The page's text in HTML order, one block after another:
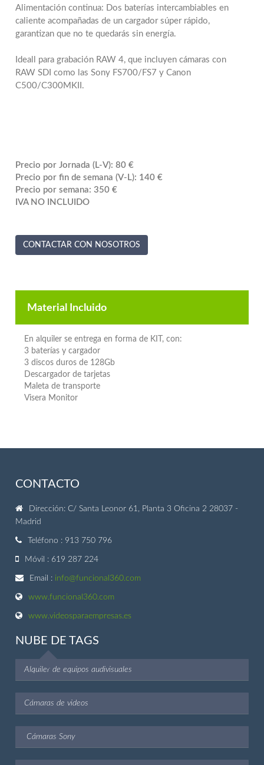
Alimentación continua: Dos baterías intercambiables en
caliente acompañadas de un cargador súper rápido,
garantizan que no te quedarás sin energía.
Ideall para grabación RAW 4, que incluyen cámaras con
RAW SDI como las Sony FS700/FS7 y Canon
C500/C300MKII.
Precio por Jornada (L-V): 80 €
Precio por fin de semana (V-L): 140 €
Precio por semana: 350 €
IVA NO INCLUIDO
CONTACTAR CON NOSOTROS
Material Incluido
En alquiler se entrega en forma de KIT, con:
3 baterías y cargador
3 discos duros de 128Gb
Descargador de tarjetas
Maleta de transporte
Visera Monitor
CONTACTO
Dirección: C/ Santa Leonor 61, Planta 3 Oficina 2 28037 -
Madrid
Teléfono : 913 750 796
Móvil : 619 287 224
Email : info@funcional360.com
www.funcional360.com
www.videosparaempresas.es
NUBE DE TAGS
Alquiler de equipos audivisuales
Cámaras de videos
Cámaras Sony